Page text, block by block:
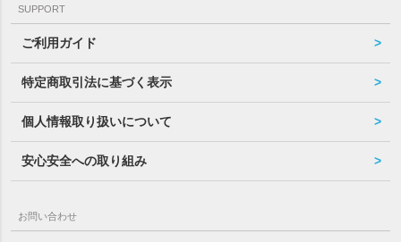
SUPPORT
ご利用ガイド
特定商取引法に基づく表示
個人情報取り扱いについて
安心安全への取り組み
お問い合わせ